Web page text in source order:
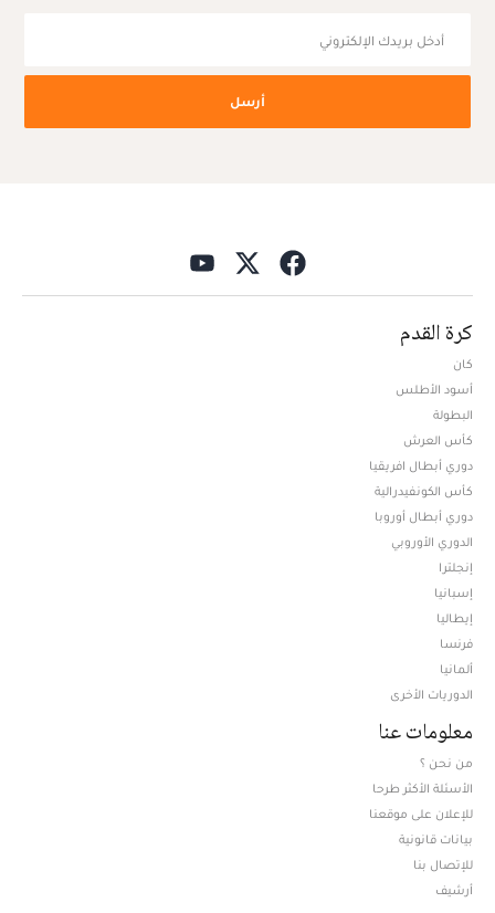
أرسل
كرة القدم
كان
أسود الأطلس
البطولة
كأس العرش
دوري أبطال افريقيا
كأس الكونفيدرالية
دوري أبطال أوروبا
الدوري الأوروبي
إنجلترا
إسبانيا
إيطاليا
فرنسا
ألمانيا
الدوريات الأخرى
معلومات عنا
من نحن ؟
الأسئلة الأكثر طرحا
للإعلان على موقعنا
بيانات قانونية
للإتصال بنا
أرشيف